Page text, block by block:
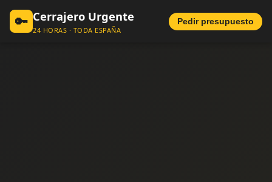
🔑 Cerrajero Urgente
24 HORAS · TODA ESPAÑA
Pedir presupuesto